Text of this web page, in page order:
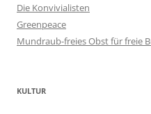
Die Konvivialisten
Greenpeace
Mundraub-freies Obst für freie
KULTUR